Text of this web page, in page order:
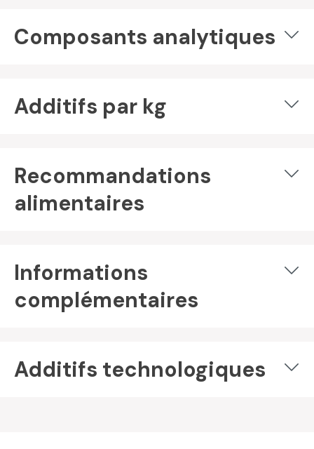
Composants analytiques
Additifs par kg
Recommandations
alimentaires
Informations
complémentaires
Additifs technologiques